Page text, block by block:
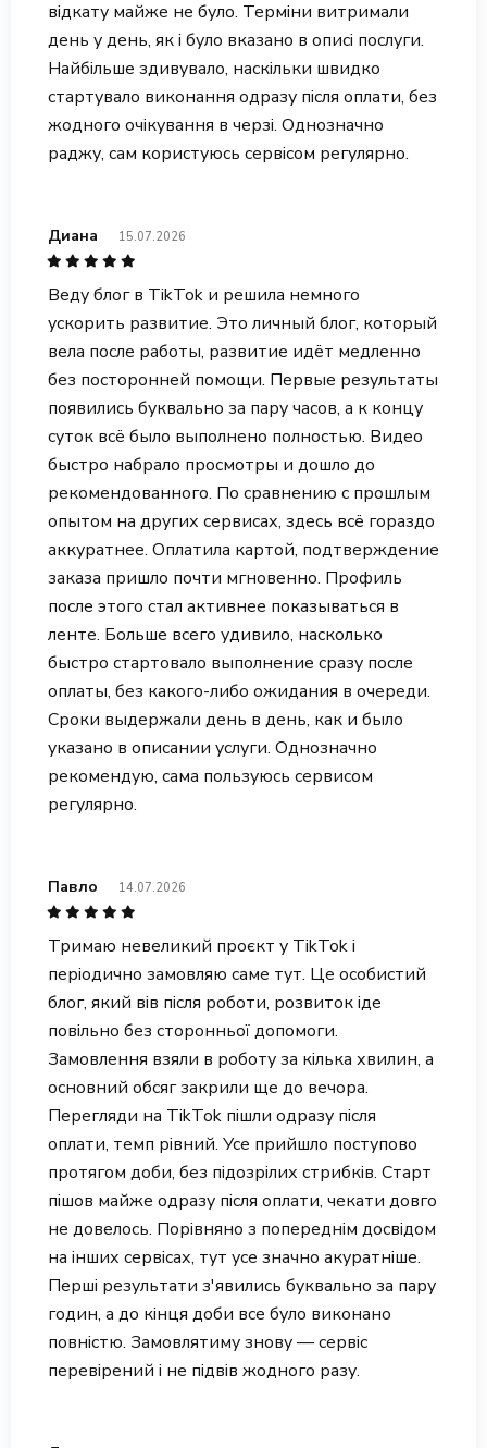
відкату майже не було. Терміни витримали
день у день, як і було вказано в описі послуги.
Найбільше здивувало, наскільки швидко
стартувало виконання одразу після оплати, без
жодного очікування в черзі. Однозначно
раджу, сам користуюсь сервісом регулярно.
Диана 15.07.2026
Веду блог в TikTok и решила немного
ускорить развитие. Это личный блог, который
вела после работы, развитие идёт медленно
без посторонней помощи. Первые результаты
появились буквально за пару часов, а к концу
суток всё было выполнено полностью. Видео
быстро набрало просмотры и дошло до
рекомендованного. По сравнению с прошлым
опытом на других сервисах, здесь всё гораздо
аккуратнее. Оплатила картой, подтверждение
заказа пришло почти мгновенно. Профиль
после этого стал активнее показываться в
ленте. Больше всего удивило, насколько
быстро стартовало выполнение сразу после
оплаты, без какого-либо ожидания в очереди.
Сроки выдержали день в день, как и было
указано в описании услуги. Однозначно
рекомендую, сама пользуюсь сервисом
регулярно.
Павло 14.07.2026
Тримаю невеликий проєкт у TikTok і
періодично замовляю саме тут. Це особистий
блог, який вів після роботи, розвиток іде
повільно без сторонньої допомоги.
Замовлення взяли в роботу за кілька хвилин, а
основний обсяг закрили ще до вечора.
Перегляди на TikTok пішли одразу після
оплати, темп рівний. Усе прийшло поступово
протягом доби, без підозрілих стрибків. Старт
пішов майже одразу після оплати, чекати довго
не довелось. Порівняно з попереднім досвідом
на інших сервісах, тут усе значно акуратніше.
Перші результати з'явились буквально за пару
годин, а до кінця доби все було виконано
повністю. Замовлятиму знову — сервіс
перевірений і не підвів жодного разу.